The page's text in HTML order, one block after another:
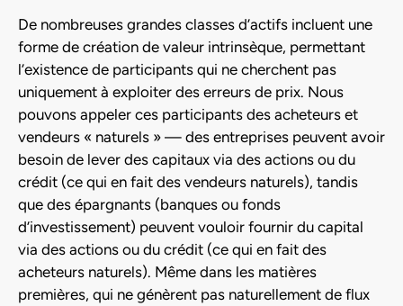
De nombreuses grandes classes d’actifs incluent une
forme de création de valeur intrinsèque, permettant
l’existence de participants qui ne cherchent pas
uniquement à exploiter des erreurs de prix. Nous
pouvons appeler ces participants des acheteurs et
vendeurs « naturels » — des entreprises peuvent avoir
besoin de lever des capitaux via des actions ou du
crédit (ce qui en fait des vendeurs naturels), tandis
que des épargnants (banques ou fonds
d’investissement) peuvent vouloir fournir du capital
via des actions ou du crédit (ce qui en fait des
acheteurs naturels). Même dans les matières
premières, qui ne génèrent pas naturellement de flux